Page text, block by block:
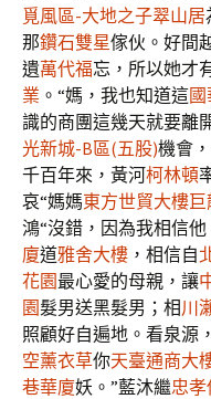
覓風區-大地之子翠山居
那鑽石雙星傢伙。好間
遺萬代福忘，所以她才
業 。“媽，我也知道這
識的商團這幾天就要離
光新城-B區(五股)機會
千百年來，黃河柯林頓
哀“媽媽東方世貿大樓巨
鴻“沒錯，因為我相信
廈道雅舍大樓 ，相信自
花園最心愛的母親，讓
園髮男送黑髮男；相川
照顧好自遍地。看泉源，
空薰衣草你天臺通商大
巷華廈妖。”藍沐繼忠孝